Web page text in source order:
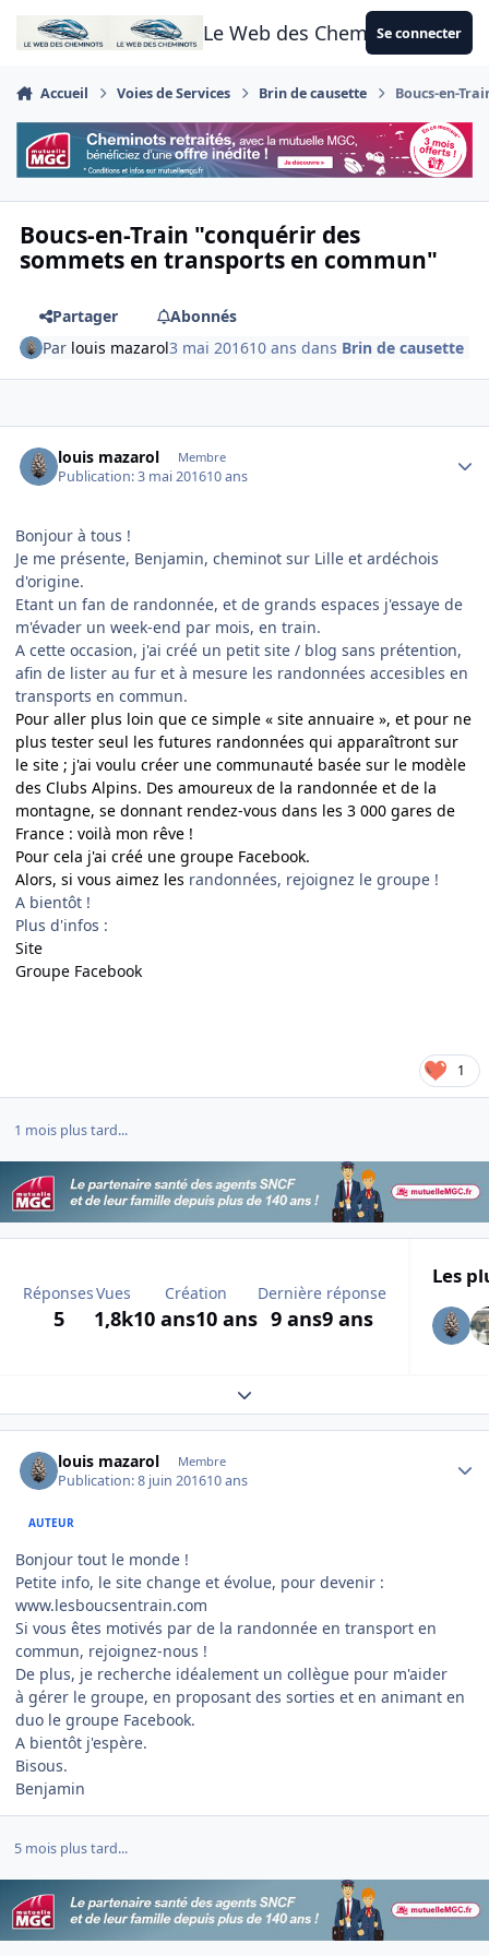
Aller au contenu
Le Web des CheminotsSe connecter
Accueil Voies de Services Brin de causette Boucs-en-
Boucs-en-Train "conquérir des
sommets en transports en commun"
Partager
Abonnés
Par louis mazarol3 mai 201610 ans dans Brin de causette
louis mazarol Membre
Publication:3 mai 201610 ans
Bonjour à tous !
Je me présente, Benjamin, cheminot sur Lille et ardéchois
d'origine.
Etant un fan de randonnée, et de grands espaces j'essaye de
m'évader un week-end par mois, en train.
A cette occasion, j'ai créé un petit site / blog sans prétention,
afin de lister au fur et à mesure les randonnées accesibles en
transports en commun.
Pour aller plus loin que ce simple « site annuaire », et pour ne
plus tester seul les futures randonnées qui apparaîtront sur
le site ; j'ai voulu créer une communauté basée sur le modèle
des Clubs Alpins. Des amoureux de la randonnée et de la
montagne, se donnant rendez-vous dans les 3 000 gares de
France : voilà mon rêve !
Pour cela j'ai créé une groupe Facebook.
Alors, si vous aimez les randonnées, rejoignez le groupe !
A bientôt !
Plus d'infos :
Site
Groupe Facebook
1
1 mois plus tard...
Réponses
5
Vues
1,8k
Création
10 ans10 ans
Dernière réponse
9 ans9 ans
Les
Expand topic overview
louis mazarol Membre
Publication:8 juin 201610 ans
AUTEUR
Bonjour tout le monde !
Petite info, le site change et évolue, pour devenir :
www.lesboucsentrain.com
Si vous êtes motivés par de la randonnée en transport en
commun, rejoignez-nous !
De plus, je recherche idéalement un collègue pour m'aider
à gérer le groupe, en proposant des sorties et en animant en
duo le groupe Facebook.
A bientôt j'espère.
Bisous.
Benjamin
5 mois plus tard...